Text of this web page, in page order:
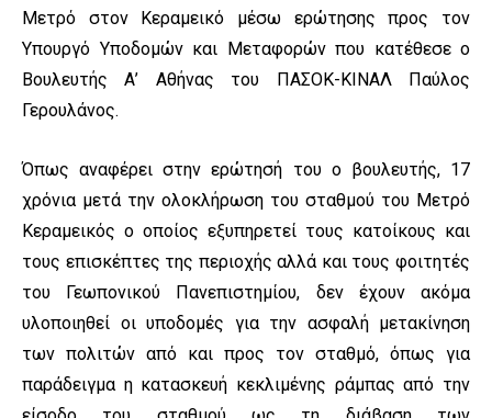
Μετρό στον Κεραμεικό μέσω ερώτησης προς τον
Υπουργό Υποδομών και Μεταφορών που κατέθεσε ο
Βουλευτής Α’ Αθήνας του ΠΑΣΟΚ-ΚΙΝΑΛ Παύλος
Γερουλάνος.
Όπως αναφέρει στην ερώτησή του ο βουλευτής, 17
χρόνια μετά την ολοκλήρωση του σταθμού του Μετρό
Κεραμεικός ο οποίος εξυπηρετεί τους κατοίκους και
τους επισκέπτες της περιοχής αλλά και τους φοιτητές
του Γεωπονικού Πανεπιστημίου, δεν έχουν ακόμα
υλοποιηθεί οι υποδομές για την ασφαλή μετακίνηση
των πολιτών από και προς τον σταθμό, όπως για
παράδειγμα η κατασκευή κεκλιμένης ράμπας από την